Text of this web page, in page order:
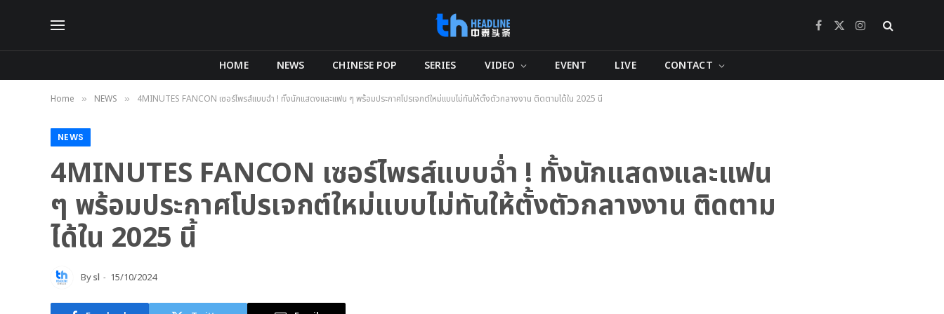
Facebook
X
Instagram
HOME NEWS CHINESE POP SERIES VIDEO EVENT LIVE CONTACT
Home » NEWS » 4MINUTES FANCON เซอร์ไพรส์แบบฉ่ำ ! ทั้งนักแสดงและแฟน ๆ พร้อมประกาศโปรเจกต์ใหม่แบบไม่ทันให้ตั้งตัวกลางงาน ติดตามได้ใน 2025 นี้
NEWS
4MINUTES FANCON เซอร์ไพรส์แบบฉ่ำ ! ทั้งนักแสดงและแฟน
ๆ พร้อมประกาศโปรเจกต์ใหม่แบบไม่ทันให้ตั้งตัวกลางงาน ติดตาม
ได้ใน 2025 นี้
Bysl 15/10/2024